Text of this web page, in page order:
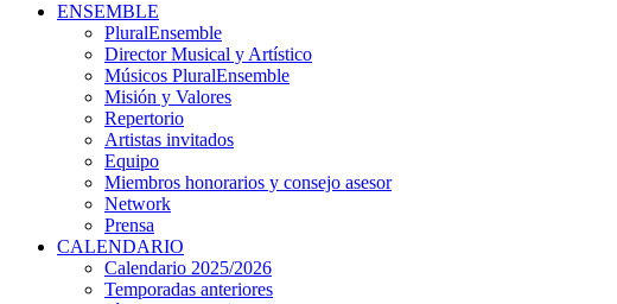
ENSEMBLE
PluralEnsemble
Director Musical y Artístico
Músicos PluralEnsemble
Misión y Valores
Repertorio
Artistas invitados
Equipo
Miembros honorarios y consejo asesor
Network
Prensa
CALENDARIO
Calendario 2025/2026
Temporadas anteriores